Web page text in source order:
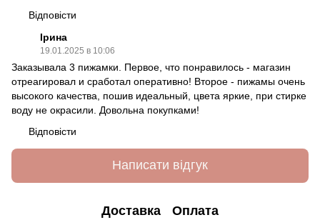
Відповісти
Ірина
19.01.2025 в 10:06
Заказывала 3 пижамки. Первое, что понравилось - магазин
отреагировал и сработал оперативно! Второе - пижамы очень
высокого качества, пошив идеальный, цвета яркие, при стирке
воду не окрасили. Довольна покупками!
Відповісти
Написати відгук
Доставка Оплата